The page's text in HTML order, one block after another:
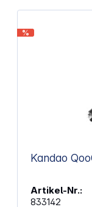
Transport Lässt sich von 15,5 Zoll (39 cm) auf 38
Zoll (97 cm) ausziehen
%
Artikel-Nr.:
833142